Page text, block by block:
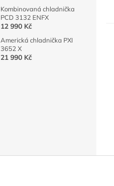
Kombinovaná chladnička
PCD 3132 ENFX
12 990 Kč
Americká chladnička PXI
3652 X
21 990 Kč